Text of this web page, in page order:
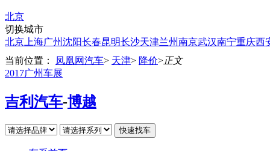
北京
切换城市
北京 上海广州沈阳长春昆明长沙天津兰州南京武汉南宁重庆西
当前位置：
凤凰网汽车> 天津> 降价>正文
2017广州车展
吉利汽车-博越